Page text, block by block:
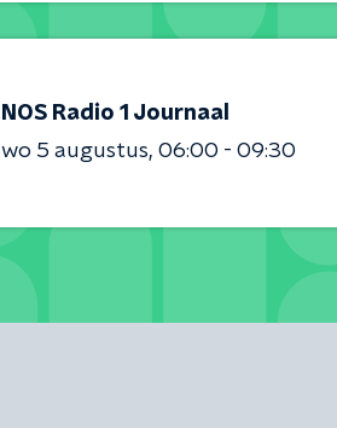
NOS Radio 1 Journaal
wo 5 augustus 06:00 - 09:30